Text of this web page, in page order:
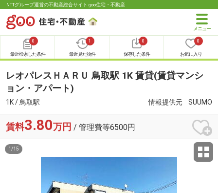
NTTグループ運営の不動産総合サイト goo住宅・不動産
0
最近検索した条件
1
最近見た物件
0
保存した条件
0
お気に入り
レオパレスＨＡＲＵ 鳥取駅 1K 賃貸(賃貸マンシ
ョン・アパート)
1K / 鳥取駅 情報提供元 SUUMO
賃料3.80万円 / 管理費等6500円
1 /15